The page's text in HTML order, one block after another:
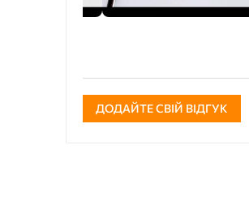
ДОДАЙТЕ СВІЙ ВІДГУК